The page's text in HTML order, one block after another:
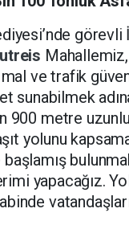
görevli
mal ve trafik
900 metre
yolunu
yapacağız.